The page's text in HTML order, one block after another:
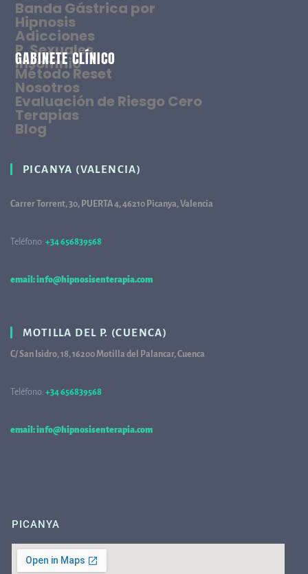
Banda Gástrica por
Hipnosis
Adicciones
P. Sexuales
Insomnio
GABINETE CLÍNICO
Método Reset
Nosotros
Evaluación de Riesgo Cero
Terapias
Blog
PICANYA (VALENCIA)
Carrer Torrent, 30, PUERTA 4, 46210 Picanya, Valencia
Teléfono: +34 656839568
email: info@hipnosisenterapia.com
MOTILLA DEL P. (CUENCA)
C/ San Isidro, 18, 16200 Motilla del Palancar, Cuenca
Teléfono: +34 656839568
email: info@hipnosisenterapia.com
PICANYA